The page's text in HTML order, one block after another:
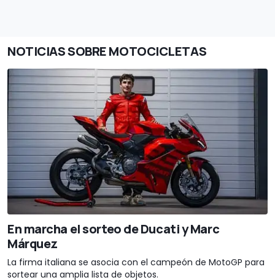
NOTICIAS SOBRE MOTOCICLETAS
En marcha el sorteo de Ducati y Marc
Márquez
La firma italiana se asocia con el campeón de MotoGP para
sortear una amplia lista de objetos.